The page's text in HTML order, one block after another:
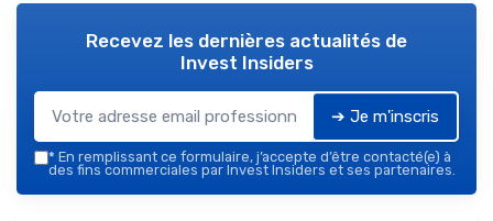
Recevez les dernières actualités de
Invest Insiders
➔ Je m'inscris
* En remplissant ce formulaire, j’accepte d’être contacté(e) à
des fins commerciales par Invest Insiders et ses partenaires.